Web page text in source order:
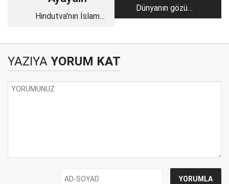
Hindutva'nın İslam
Dünyanın gözü
önünde katledilen
YAZIYA YORUM KAT